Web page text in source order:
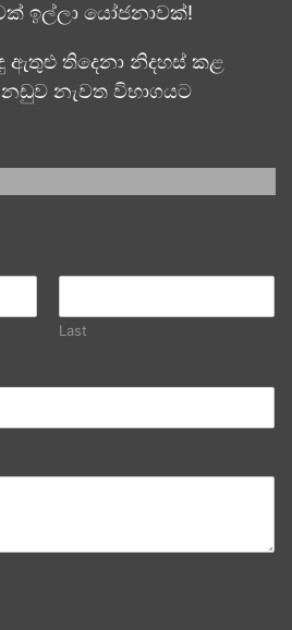
ඉල්ලා යෝජනාවක්!
ඇතුළු තිදෙනා නිදහස් කළ
නැවත විභාගයට
Last